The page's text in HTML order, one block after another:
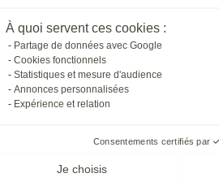
À quoi servent ces cookies :
Partage de données avec Google
Cookies fonctionnels
Statistiques et mesure d'audience
Annonces personnalisées
Expérience et relation
Consentements certifiés par
Je choisis
Axeptio consent